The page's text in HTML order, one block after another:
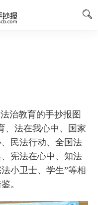
治教育的手抄报图
、法在我心中、国家
民法行动、全国法
宪法在心中、知法
小卫士、学生”等相
。